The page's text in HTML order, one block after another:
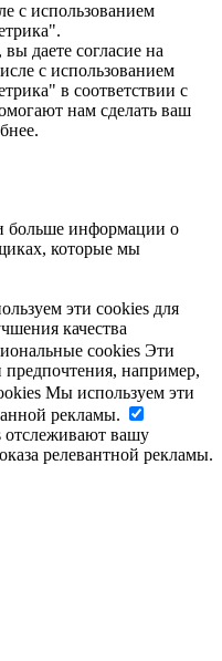
с использованием
даете согласие на
с использованием
в соответствии с
нам сделать ваш
больше информации о
которые мы
эти cookies для
качества
cookies Эти
например,
Мы используем эти
рекламы.
отслеживают вашу
релевантной рекламы.